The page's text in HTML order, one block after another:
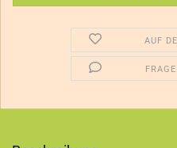
AUF